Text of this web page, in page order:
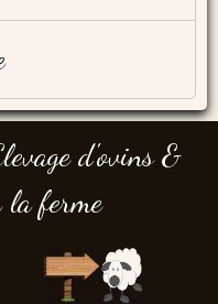
d'ovins &
la ferme